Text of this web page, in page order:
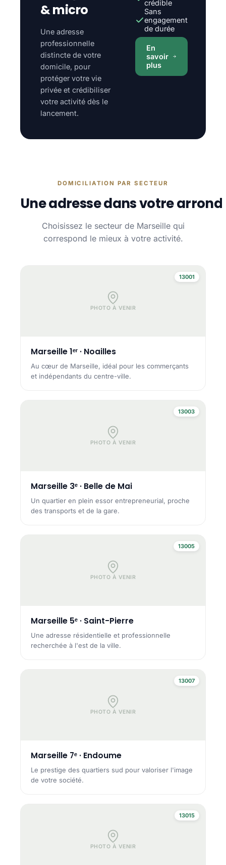
& micro
Une adresse
professionnelle
distincte de votre
domicile, pour
protéger votre vie
privée et crédibiliser
votre activité dès le
lancement.
crédible
Sans
engagement
de durée
En
savoir
plus
DOMICILIATION PAR SECTEUR
Une adresse dans votre
Choisissez le secteur de Marseille qui
correspond le mieux à votre activité.
PHOTO À VENIR
13001
Marseille 1ᵉʳ · Noailles
Au cœur de Marseille, idéal pour les commerçants
et indépendants du centre-ville.
PHOTO À VENIR
13003
Marseille 3ᵉ · Belle de Mai
Un quartier en plein essor entrepreneurial, proche
des transports et de la gare.
PHOTO À VENIR
13005
Marseille 5ᵉ · Saint-Pierre
Une adresse résidentielle et professionnelle
recherchée à l'est de la ville.
PHOTO À VENIR
13007
Marseille 7ᵉ · Endoume
Le prestige des quartiers sud pour valoriser l'image
de votre société.
PHOTO À VENIR
13015